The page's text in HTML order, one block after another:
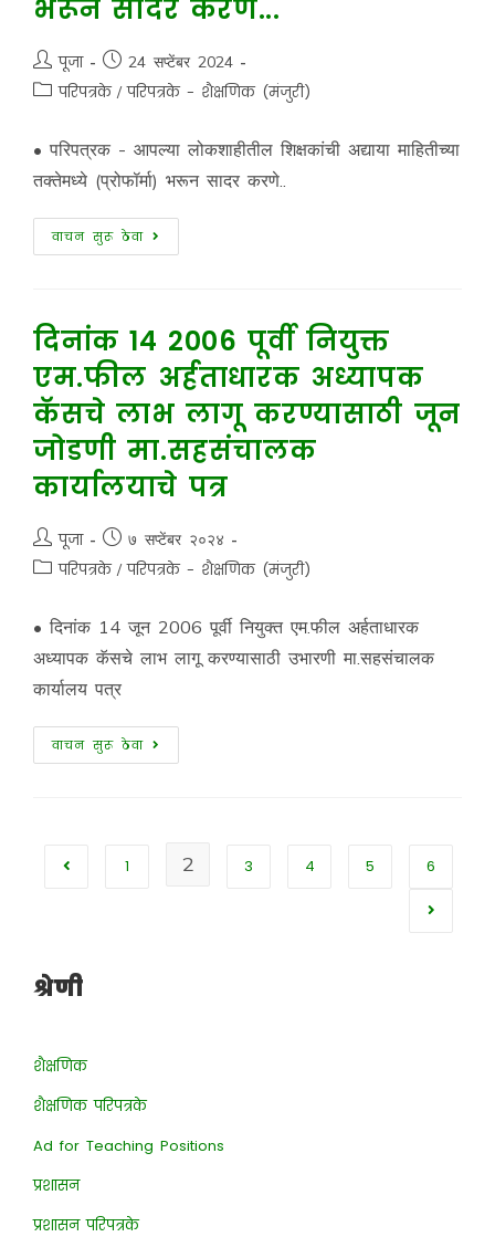
भरून सादर करणे...
पूजा 24 सप्टेंबर 2024
परिपत्रके / परिपत्रके - शैक्षणिक (मंजुरी)
• परिपत्रक - आपल्या लोकशाहीतील शिक्षकांची अद्याया माहितीच्या
तक्तेमध्ये (प्रोफॉर्मा) भरून सादर करणे..
वाचन सुरू ठेवा
दिनांक 14 2006 पूर्वी नियुक्त
एम.फील अर्हताधारक अध्यापक
कॅसचे लाभ लागू करण्यासाठी जून
जोडणी मा.सहसंचालक
कार्यालयाचे पत्र
पूजा ७ सप्टेंबर २०२४
परिपत्रके / परिपत्रके - शैक्षणिक (मंजुरी)
• दिनांक 14 जून 2006 पूर्वी नियुक्त एम.फील अर्हताधारक
अध्यापक कॅसचे लाभ लागू करण्यासाठी उभारणी मा.सहसंचालक
कार्यालय पत्र
वाचन सुरू ठेवा
1 2 3 4 5 6
श्रेणी
शैक्षणिक
शैक्षणिक परिपत्रके
Ad for Teaching Positions
प्रशासन
प्रशासन परिपत्रके